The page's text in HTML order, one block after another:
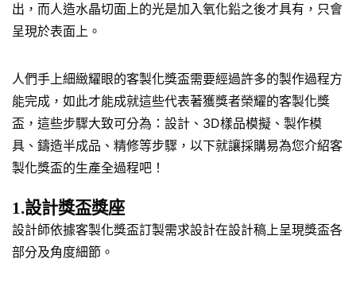
出，而人造水晶切面上的光是加入氧化鉛之後才具有，只會
呈現於表面上。
人們手上細緻耀眼的客製化獎盃需要經過許多的製作過程方
能完成，如此才能成就這些代表著獲獎者榮耀的客製化獎
盃，這些步驟大致可分為：設計、3D樣品模擬、製作模
具、鑄造半成品、精修等步驟，以下就讓採購易為您介紹客
製化獎盃的生產全過程吧！
1.設計獎盃獎座
設計師依據客製化獎盃訂製需求設計在設計稿上呈現獎盃各
部分及角度細節。